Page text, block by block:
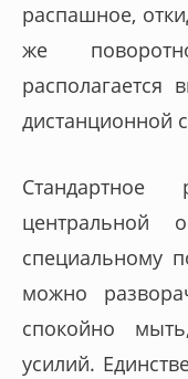
распашное,
же
располагается
дистанционной
центральной
специальному
можно
спокойно
усилий.